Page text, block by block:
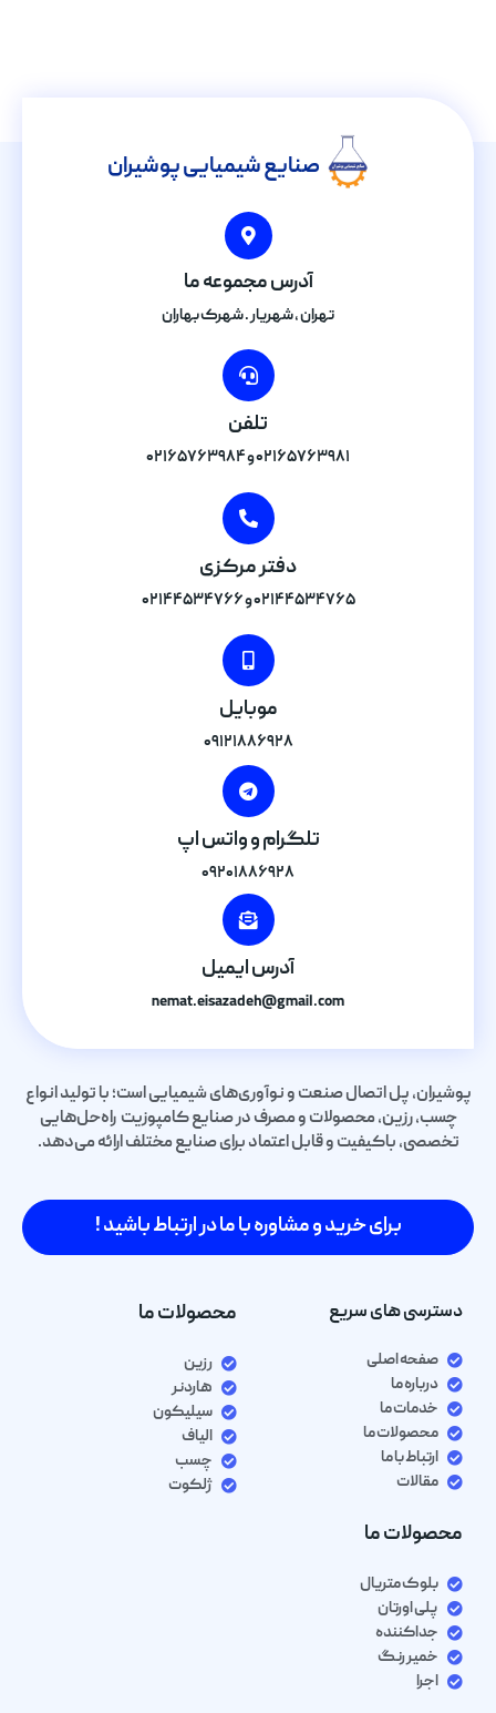
صنایع شیمیایی پوشیران
آدرس مجموعه ما
تهران , شهریار . شهرک بهاران
تلفن
۰۲۱۶۵۷۶۳۹۸۱ و ۰۲۱۶۵۷۶۳۹۸۴
دفتر مرکزی
۰۲۱۴۴۵۳۴۷۶۵ و ۰۲۱۴۴۵۳۴۷۶۶
موبایل
۰۹۱۲۱۸۸۶۹۲۸
تلگرام و واتس اپ
۰۹۲۰۱۸۸۶۹۲۸
آدرس ایمیل
nemat.eisazadeh@gmail.com
پوشیران، پل اتصال صنعت و نوآوری‌های شیمیایی است؛ با تولید انواع
چسب، رزین، محصولات و مصرف در صنایع کامپوزیت راه‌حل‌هایی
تخصصی، باکیفیت و قابل اعتماد برای صنایع مختلف ارائه می‌دهد.
برای خرید و مشاوره با ما در ارتباط باشید !
دسترسی های سریع
صفحه اصلی
درباره ما
خدمات ما
محصولات ما
ارتباط با ما
مقالات
محصولات ما
رزین
هاردنر
سیلیکون
الیاف
چسب
ژلکوت
محصولات ما
بلوک متریال
پلی اورتان
جداکننده
خمیر رنگ
اجرا